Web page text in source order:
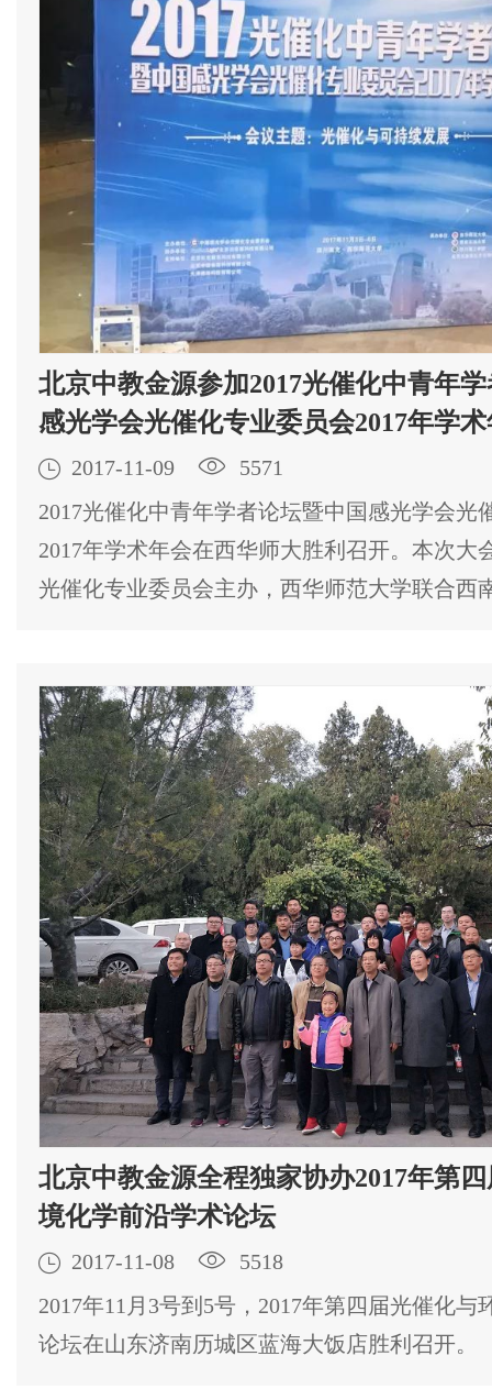
北京中教金源参加2017光催化中青年
感光学会光催化专业委员会2017年学
 2017-11-09 
5571
2017光催化中青年学者论坛暨中国感光学会光
2017年学术年会在西华师大胜利召开。本次大
光催化专业委员会主办，西华师范大学联合西
北京中教金源全程独家协办2017年第
境化学前沿学术论坛
 2017-11-08 
5518
2017年11月3号到5号，2017年第四届光催化与
论坛在山东济南历城区蓝海大饭店胜利召开。